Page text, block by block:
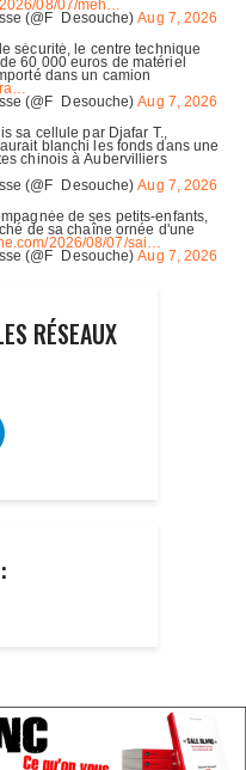
RÉSEAUX